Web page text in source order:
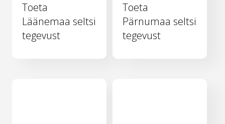
Toeta
Läänemaa seltsi
tegevust
Toeta
Pärnumaa seltsi
tegevust